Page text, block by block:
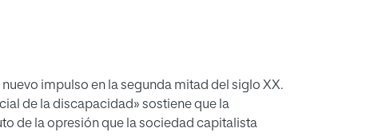
impulso en la segunda mitad del siglo XX.
de la discapacidad» sostiene que la
de la opresión que la sociedad capitalista